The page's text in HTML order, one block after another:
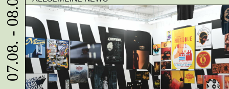
07.08. - 08.08.